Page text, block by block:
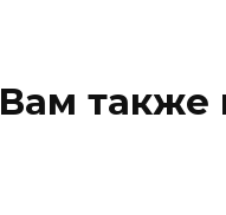
Вам также